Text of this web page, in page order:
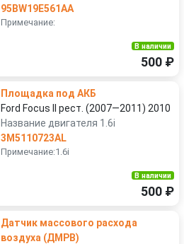
95BW19E561AA
Примечание:
В наличии
500 ₽
Площадка под АКБ
Ford Focus II рест. (2007—2011) 2010
Название двигателя 1.6i
3M5110723AL
Примечание:1.6i
В наличии
500 ₽
Датчик массового расхода
воздуха (ДМРВ)